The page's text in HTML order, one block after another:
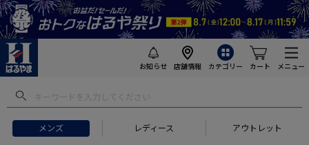
お知らせ 店舗情報 カテゴリー カート メニュー
メンズ レディース アウトレット